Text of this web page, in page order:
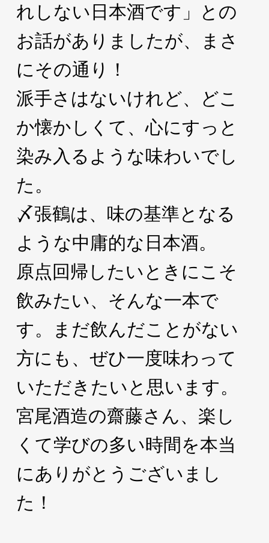
れしない日本酒です」との
お話がありましたが、まさ
にその通り！
派手さはないけれど、どこ
か懐かしくて、心にすっと
染み入るような味わいでし
た。
〆張鶴は、味の基準となる
ような中庸的な日本酒。
原点回帰したいときにこそ
飲みたい、そんな一本で
す。まだ飲んだことがない
方にも、ぜひ一度味わって
いただきたいと思います。
宮尾酒造の齋藤さん、楽し
くて学びの多い時間を本当
にありがとうございまし
た！